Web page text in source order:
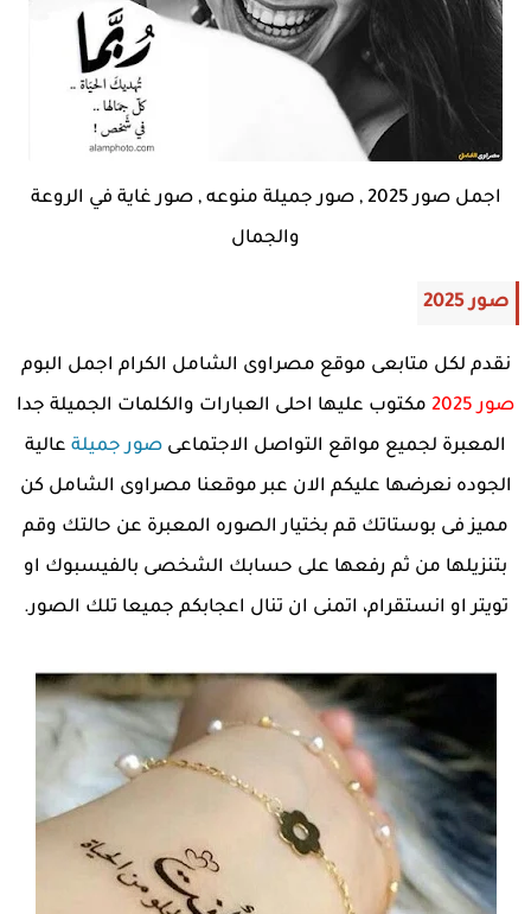
اجمل صور 2025 , صور جميلة منوعه , صور غاية في الروعة
والجمال
صور 2025
نقدم لكل متابعى موقع مصراوى الشامل الكرام اجمل البوم
صور 2025
مكتوب عليها احلى العبارات والكلمات الجميلة جدا
المعبرة لجميع مواقع التواصل الاجتماعى صور جميلة عالية
الجوده نعرضها عليكم الان عبر موقعنا مصراوى الشامل كن
مميز فى بوستاتك قم بختيار الصوره المعبرة عن حالتك وقم
بتنزيلها من ثم رفعها على حسابك الشخصى بالفيسبوك او
تويتر او انستقرام، اتمنى ان تنال اعجابكم جميعا تلك الصور.